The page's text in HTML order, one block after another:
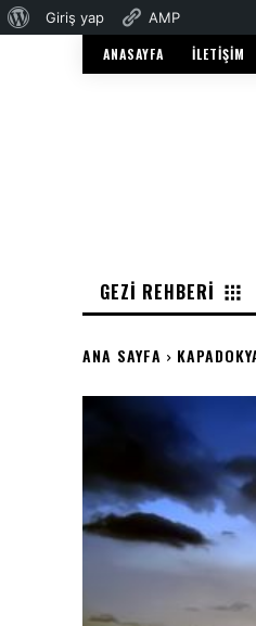
ANASAYFA İLETIŞIM
GEZI REHBERI
ANA SAYFA
WordPress
Giriş yap AMP